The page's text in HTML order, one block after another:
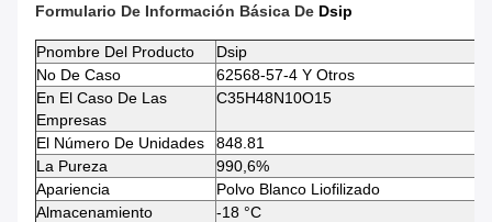
Formulario De Información Básica De Dsip
PNombre Del Producto
Dsip
No De Caso
62568-57-4 Y Otros
En El Caso De Las
Empresas
C35H48N10O15
El Número De Unidades
848.81
La Pureza
990,6%
Apariencia
Polvo Blanco Liofilizado
Almacenamiento
-18 °C